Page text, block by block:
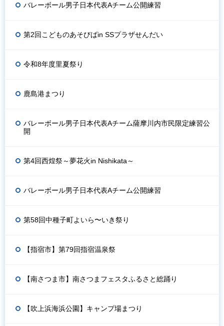
バレーボール男子日本代表Aチーム公開練習
第2回こどものあそびばin SSプラザせんだい
令和8年度里夏祭り
鹿島港まつり
バレーボール男子日本代表Aチーム薩摩川内市民限定練習公
開
第4回西煌祭～夢花火in Nishikata～
バレーボール男子日本代表Aチーム公開練習
第58回中種子町よいら〜いき祭り
【指宿市】第79回指宿温泉祭
【南さつま市】南さつまフェスタふるさと総踊り
【吹上浜海浜公園】キャンプ場まつり